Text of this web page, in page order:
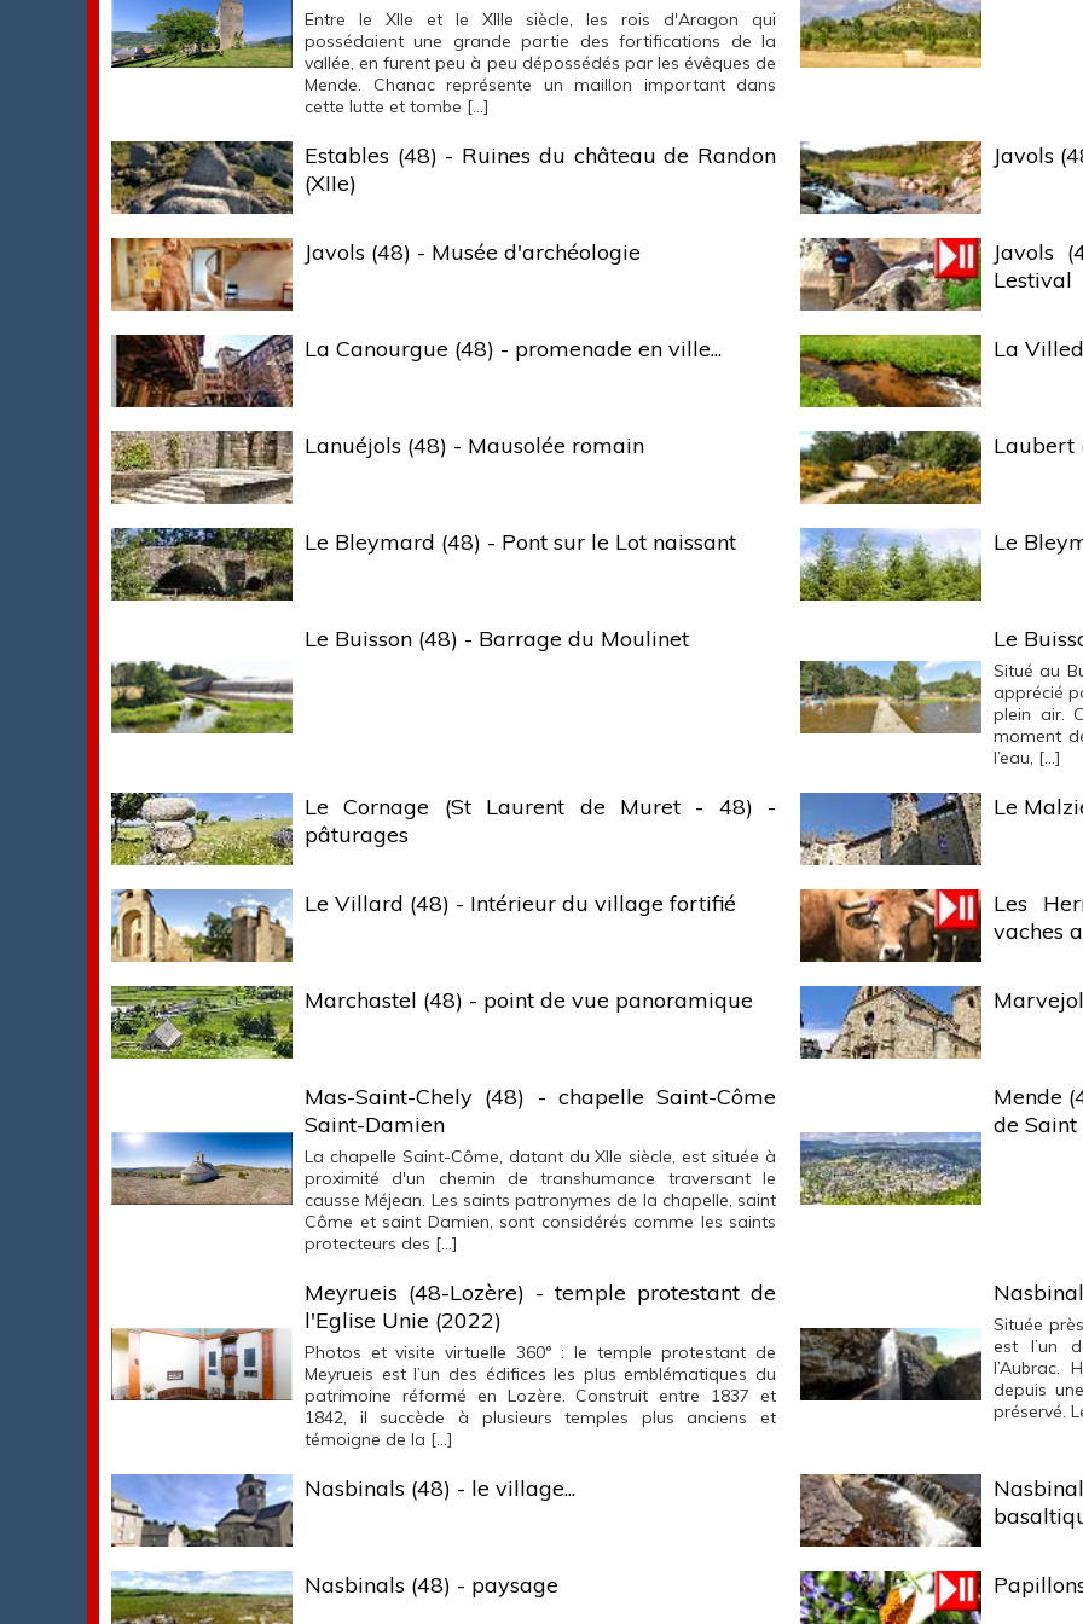
Entre le XIIe et le XIIIe siècle, les rois d'Aragon qui
possédaient une grande partie des fortifications de la
vallée, en furent peu à peu dépossédés par les évêques de
Mende. Chanac représente un maillon important dans
cette lutte et tombe […]
Estables (48) - Ruines du château de Randon
(XIIe)
Javols
Javols (48) - Musée d'archéologie
Javols
Lestival
La Canourgue (48) - promenade en ville... La
Lanuéjols (48) - Mausolée romain Laubert
Le Bleymard (48) - Pont sur le Lot naissant Le
Le Buisson (48) - Barrage du Moulinet Le
Situé au
apprécié
plein air.
moment
l’eau, […]
Le Cornage (St Laurent de Muret - 48) -
pâturages
Le
Le Villard (48) - Intérieur du village fortifié
Les
vaches
Marchastel (48) - point de vue panoramique
Mas-Saint-Chely (48) - chapelle Saint-Côme
Saint-Damien
La chapelle Saint-Côme, datant du XIIe siècle, est située à
proximité d'un chemin de transhumance traversant le
causse Méjean. Les saints patronymes de la chapelle, saint
Côme et saint Damien, sont considérés comme les saints
protecteurs des […]
Mende
de
Meyrueis (48-Lozère) - temple protestant de
l'Eglise Unie (2022)
Photos et visite virtuelle 360° : le temple protestant de
Meyrueis est l’un des édifices les plus emblématiques du
patrimoine réformé en Lozère. Construit entre 1837 et
1842, il succède à plusieurs temples plus anciens et
témoigne de la […]
Située
est l’un
l’Aubrac.
depuis
préservé.
Nasbinals (48) - le village...
Nasbinals (48) - paysage